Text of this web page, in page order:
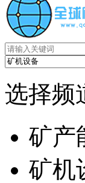
选择频
矿产
矿机